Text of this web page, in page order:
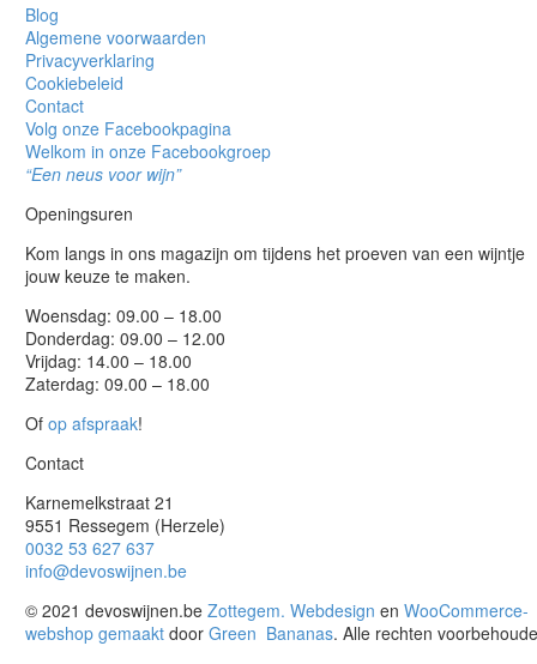
Blog
Algemene voorwaarden
Privacyverklaring
Cookiebeleid
Contact
Volg onze Facebookpagina
Welkom in onze Facebookgroep
“Een neus voor wijn”
Openingsuren
Kom langs in ons magazijn om tijdens het proeven van een wijntje
jouw keuze te maken.
Woensdag: 09.00 – 18.00
Donderdag: 09.00 – 12.00
Vrijdag: 14.00 – 18.00
Zaterdag: 09.00 – 18.00
Of op afspraak!
Contact
Karnemelkstraat 21
9551 Ressegem (Herzele)
0032 53 627 637
info@devoswijnen.be
© 2021 devoswijnen.be Zottegem. Webdesign en WooCommerce-
webshop gemaakt door Green Bananas. Alle rechten